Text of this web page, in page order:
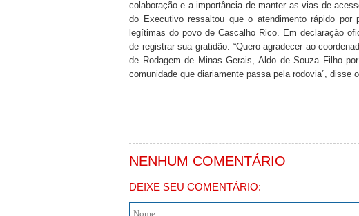
colaboração e a importância de manter as vias de
do Executivo ressaltou que o atendimento rápido
legítimas do povo de Cascalho Rico. Em declaração
de registrar sua gratidão: “Quero agradecer ao
de Rodagem de Minas Gerais, Aldo de Souza Filho
comunidade que diariamente passa pela rodovia”, disse
NENHUM COMENTÁRIO
DEIXE SEU COMENTÁRIO: